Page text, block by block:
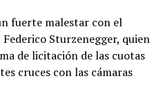
fuerte malestar con el
Sturzenegger, quien
de licitación de las cuotas
cruces con las cámaras